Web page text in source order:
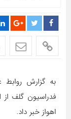
به گزارش روابط
فدراسیون گلف
اهواز خبر داد.